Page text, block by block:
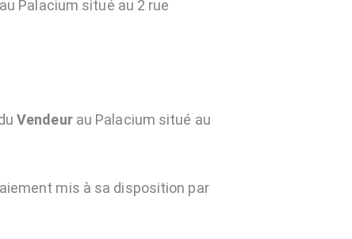
Palacium situé au 2 rue
Vendeur au Palacium situé au
mis à sa disposition par